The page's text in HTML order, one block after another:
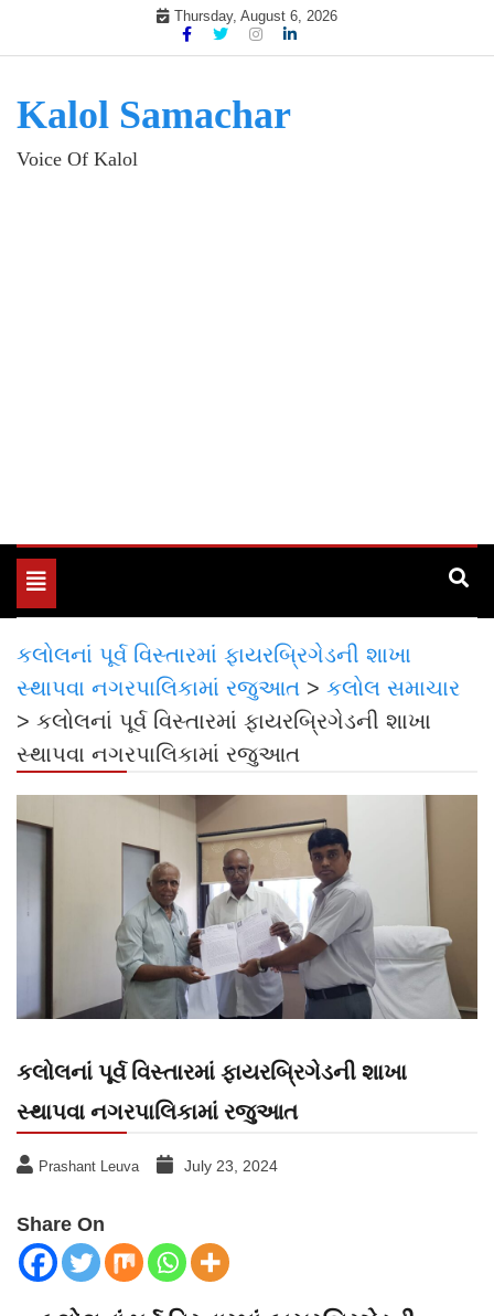
Thursday, August 6, 2026
Kalol Samachar
Voice Of Kalol
Toggle
navigation
કલોલનાં પૂર્વ વિસ્તારમાં ફાયરબ્રિગેડની શાખા
સ્થાપવા નગરપાલિકામાં રજુઆત > કલોલ સમાચાર
> કલોલનાં પૂર્વ વિસ્તારમાં ફાયરબ્રિગેડની શાખા
સ્થાપવા નગરપાલિકામાં રજુઆત
કલોલનાં પૂર્વ વિસ્તારમાં ફાયરબ્રિગેડની શાખા
સ્થાપવા નગરપાલિકામાં રજુઆત
Prashant Leuva July 23, 2024
Share On